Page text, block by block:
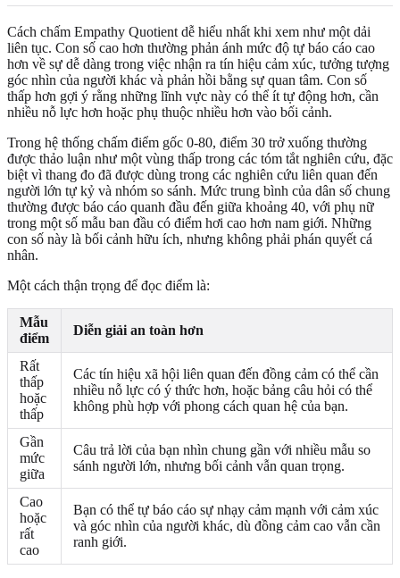
Cách chấm Empathy Quotient dễ hiểu nhất khi xem như một dải
liên tục. Con số cao hơn thường phản ánh mức độ tự báo cáo cao
hơn về sự dễ dàng trong việc nhận ra tín hiệu cảm xúc, tưởng tượng
góc nhìn của người khác và phản hồi bằng sự quan tâm. Con số
thấp hơn gợi ý rằng những lĩnh vực này có thể ít tự động hơn, cần
nhiều nỗ lực hơn hoặc phụ thuộc nhiều hơn vào bối cảnh.
Trong hệ thống chấm điểm gốc 0-80, điểm 30 trở xuống thường
được thảo luận như một vùng thấp trong các tóm tắt nghiên cứu, đặc
biệt vì thang đo đã được dùng trong các nghiên cứu liên quan đến
người lớn tự kỷ và nhóm so sánh. Mức trung bình của dân số chung
thường được báo cáo quanh đầu đến giữa khoảng 40, với phụ nữ
trong một số mẫu ban đầu có điểm hơi cao hơn nam giới. Những
con số này là bối cảnh hữu ích, nhưng không phải phán quyết cá
nhân.
Một cách thận trọng để đọc điểm là:
Mẫu
điểm
Diễn giải an toàn hơn
Rất
thấp
hoặc
thấp
Các tín hiệu xã hội liên quan đến đồng cảm có thể cần
nhiều nỗ lực có ý thức hơn, hoặc bảng câu hỏi có thể
không phù hợp với phong cách quan hệ của bạn.
Gần
mức
giữa
Câu trả lời của bạn nhìn chung gần với nhiều mẫu so
sánh người lớn, nhưng bối cảnh vẫn quan trọng.
Cao
hoặc
rất
cao
Bạn có thể tự báo cáo sự nhạy cảm mạnh với cảm xúc
và góc nhìn của người khác, dù đồng cảm cao vẫn cần
ranh giới.